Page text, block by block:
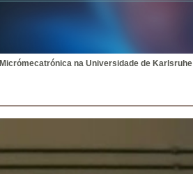
Micrómecatrónica na Universidade de Karlsruhe